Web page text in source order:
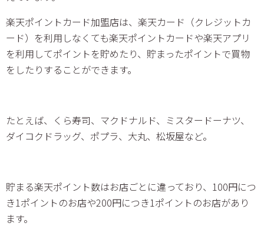
楽天ポイントカード加盟店は、楽天カード（クレジットカ
ード）を利用しなくても楽天ポイントカードや楽天アプリ
を利用してポイントを貯めたり、貯まったポイントで買物
をしたりすることができます。
たとえば、くら寿司、マクドナルド、ミスタードーナツ、
ダイコクドラッグ、ポプラ、大丸、松坂屋など。
貯まる楽天ポイント数はお店ごとに違っており、100円につ
き1ポイントのお店や200円につき1ポイントのお店があり
ます。